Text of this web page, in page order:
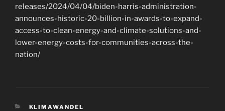
releases/2024/04/04/biden-harris-administration-
announces-historic-20-billion-in-awards-to-expand-
access-to-clean-energy-and-climate-solutions-and-
lower-energy-costs-for-communities-across-the-
nation/
KATEGORIEN
KLIMAWANDEL